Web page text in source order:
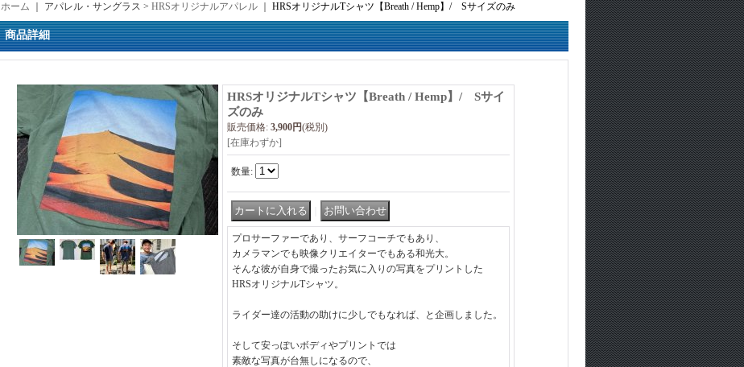
ホーム ｜ アパレル・サングラス > HRSオリジナルアパレル HRSオリジナルTシャツ【Breath / Hemp】/ Sサイズのみ
商品詳細
HRSオリジナルTシャツ【Breath / Hemp】/ Sサイ
ズのみ
販売価格: 3,900円(税別)
[在庫わずか]
数量:
プロサーファーであり、サーフコーチでもあり、
カメラマンでも映像クリエイターでもある和光大。
そんな彼が自身で撮ったお気に入りの写真をプリントした
HRSオリジナルTシャツ。
ライダー達の活動の助けに少しでもなれば、と企画しました。
そして安っぽいボディやプリントでは
素敵な写真が台無しになるので、